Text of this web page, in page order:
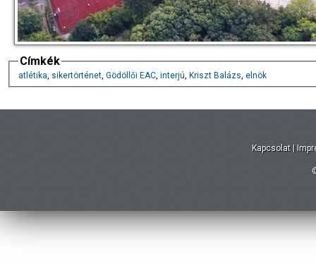
Címkék
atlétika, sikertörténet, Gödöllői EAC, interjú, Kriszt Balázs, elnök
Kapcsolat |